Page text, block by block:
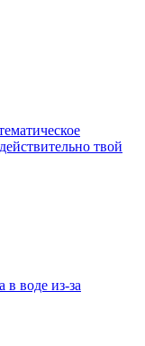
твой
воде из-за